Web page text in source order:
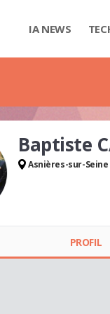
IA NEWS
Baptiste
Asnières-sur-Seine
PROFIL